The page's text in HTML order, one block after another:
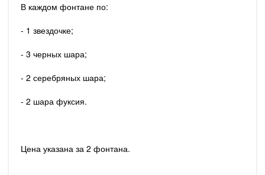
В каждом фонтане по:
- 1 звездочке;
- 3 черных шара;
- 2 серебряных шара;
- 2 шара фуксия.
Цена указана за 2 фонтана.